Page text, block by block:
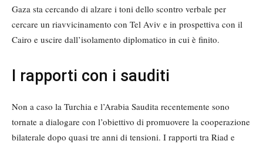
Gaza sta cercando di alzare i toni dello scontro verbale per
cercare un riavvicinamento con Tel Aviv e in prospettiva con il
Cairo e uscire dall’isolamento diplomatico in cui è finito.
I rapporti con i sauditi
Non a caso la Turchia e l’Arabia Saudita recentemente sono
tornate a dialogare con l’obiettivo di promuovere la cooperazione
bilaterale dopo quasi tre anni di tensioni. I rapporti tra Riad e